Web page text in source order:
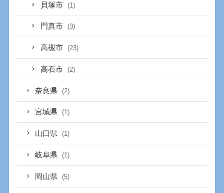
貝塚市 (1)
門真市 (3)
高槻市 (23)
高石市 (2)
奈良県 (2)
宮城県 (1)
山口県 (1)
岐阜県 (1)
岡山県 (5)